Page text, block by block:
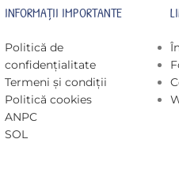
INFORMAȚII IMPORTANTE
Politică de
confidențialitate
Termeni și condiții
Politică cookies
ANPC
SOL